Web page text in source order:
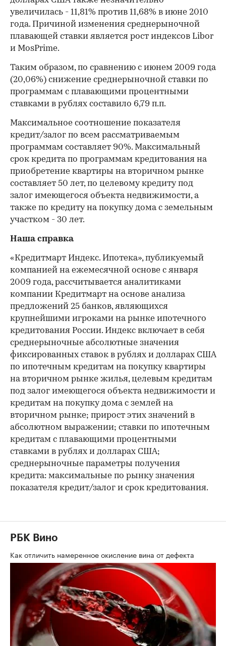
увеличилась - 11,81% против 11,68% в июне 2010
года. Причиной изменения среднерыночной
плавающей ставки является рост индексов Libor
и MosPrime.
Таким образом, по сравнению с июнем 2009 года
(20,06%) снижение среднерыночной ставки по
программам с плавающими процентными
ставками в рублях составило 6,79 п.п.
Максимальное соотношение показателя
кредит/залог по всем рассматриваемым
программам составляет 90%. Максимальный
срок кредита по программам кредитования на
приобретение квартиры на вторичном рынке
составляет 50 лет, по целевому кредиту под
залог имеющегося объекта недвижимости, а
также по кредиту на покупку дома с земельным
участком - 30 лет.
Наша справка
«Кредитмарт Индекс. Ипотека», публикуемый
компанией на ежемесячной основе с января
2009 года, рассчитывается аналитиками
компании Кредитмарт на основе анализа
предложений 25 банков, являющихся
крупнейшими игроками на рынке ипотечного
кредитования России. Индекс включает в себя
среднерыночные абсолютные значения
фиксированных ставок в рублях и долларах США
по ипотечным кредитам на покупку квартиры
на вторичном рынке жилья, целевым кредитам
под залог имеющегося объекта недвижимости и
кредитам на покупку дома с землей на
вторичном рынке; прирост этих значений в
абсолютном выражении; ставки по ипотечным
кредитам с плавающими процентными
ставками в рублях и долларах США;
среднерыночные параметры получения
кредита: максимальные по рынку значения
показателя кредит/залог и срок кредитования.
РБК Вино
Как отличить намеренное окисление вина от дефекта